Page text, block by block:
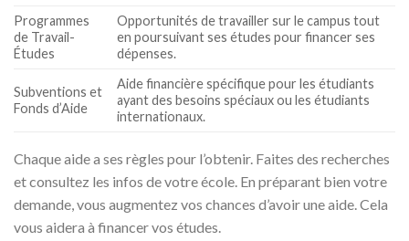
Programmes
de Travail-
Études
Opportunités de travailler sur le campus tout
en poursuivant ses études pour financer ses
dépenses.
Subventions et
Fonds d’Aide
Aide financière spécifique pour les étudiants
ayant des besoins spéciaux ou les étudiants
internationaux.
Chaque aide a ses règles pour l’obtenir. Faites des recherches
et consultez les infos de votre école. En préparant bien votre
demande, vous augmentez vos chances d’avoir une aide. Cela
vous aidera à financer vos études.